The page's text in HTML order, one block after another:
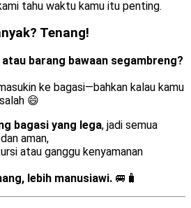
tahu waktu kamu itu penting.
Tenang!
barang bawaan segambreng?
ke bagasi—bahkan kalau kamu
😄
bagasi yang lega, jadi semua
aman,
atau ganggu kenyamanan
lebih manusiawi. 🚐🧳